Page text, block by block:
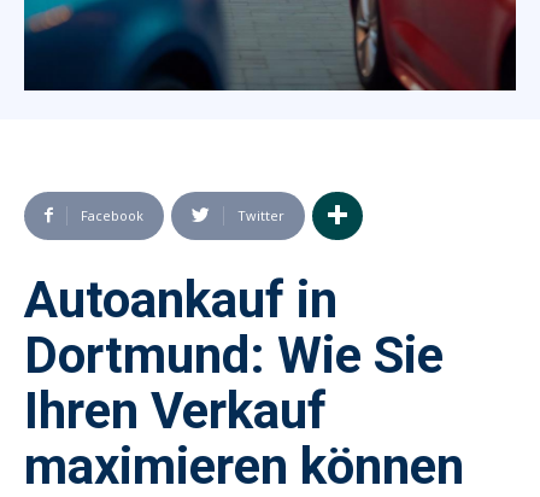
Facebook Twitter
Autoankauf in
Dortmund: Wie Sie
Ihren Verkauf
maximieren können